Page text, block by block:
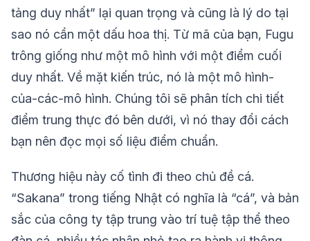
tảng duy nhất” lại quan trọng và cũng là lý do tại
sao nó cần một dấu hoa thị. Từ mã của bạn, Fugu
trông giống như một mô hình với một điểm cuối
duy nhất. Về mặt kiến trúc, nó là một mô hình-
của-các-mô hình. Chúng tôi sẽ phân tích chi tiết
điểm trung thực đó bên dưới, vì nó thay đổi cách
bạn nên đọc mọi số liệu điểm chuẩn.
Thương hiệu này cố tình đi theo chủ đề cá.
“Sakana” trong tiếng Nhật có nghĩa là “cá”, và bản
sắc của công ty tập trung vào trí tuệ tập thể theo